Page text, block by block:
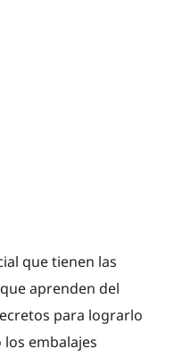
que tienen las
aprenden del
para lograrlo
los embalajes